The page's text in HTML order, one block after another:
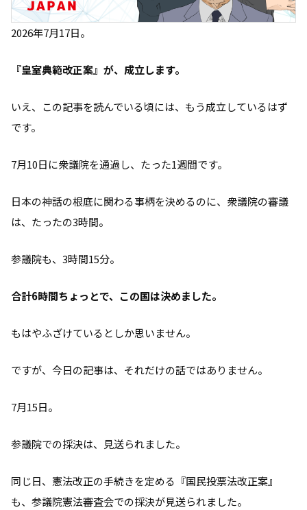
2026年7月17日。
『皇室典範改正案』が、成立します。
いえ、この記事を読んでいる頃には、もう成立しているはず
です。
7月10日に衆議院を通過し、たった1週間です。
日本の神話の根底に関わる事柄を決めるのに、衆議院の審議
は、たったの3時間。
参議院も、3時間15分。
合計6時間ちょっとで、この国は決めました。
もはやふざけているとしか思いません。
ですが、今日の記事は、それだけの話ではありません。
7月15日。
参議院での採決は、見送られました。
同じ日、憲法改正の手続きを定める『国民投票法改正案』
も、参議院憲法審査会での採決が見送られました。